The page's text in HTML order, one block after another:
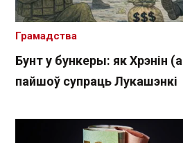
Бунт у бункеры: як Хрэнін
пайшоў супраць Лукашэнкі
Грамадства